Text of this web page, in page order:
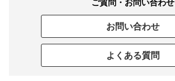
ご質問・お問い合わせ
お問い合わせ
よくある質問